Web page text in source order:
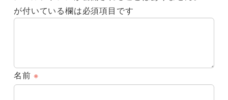
が付いている欄は必須項目です
名前 ※